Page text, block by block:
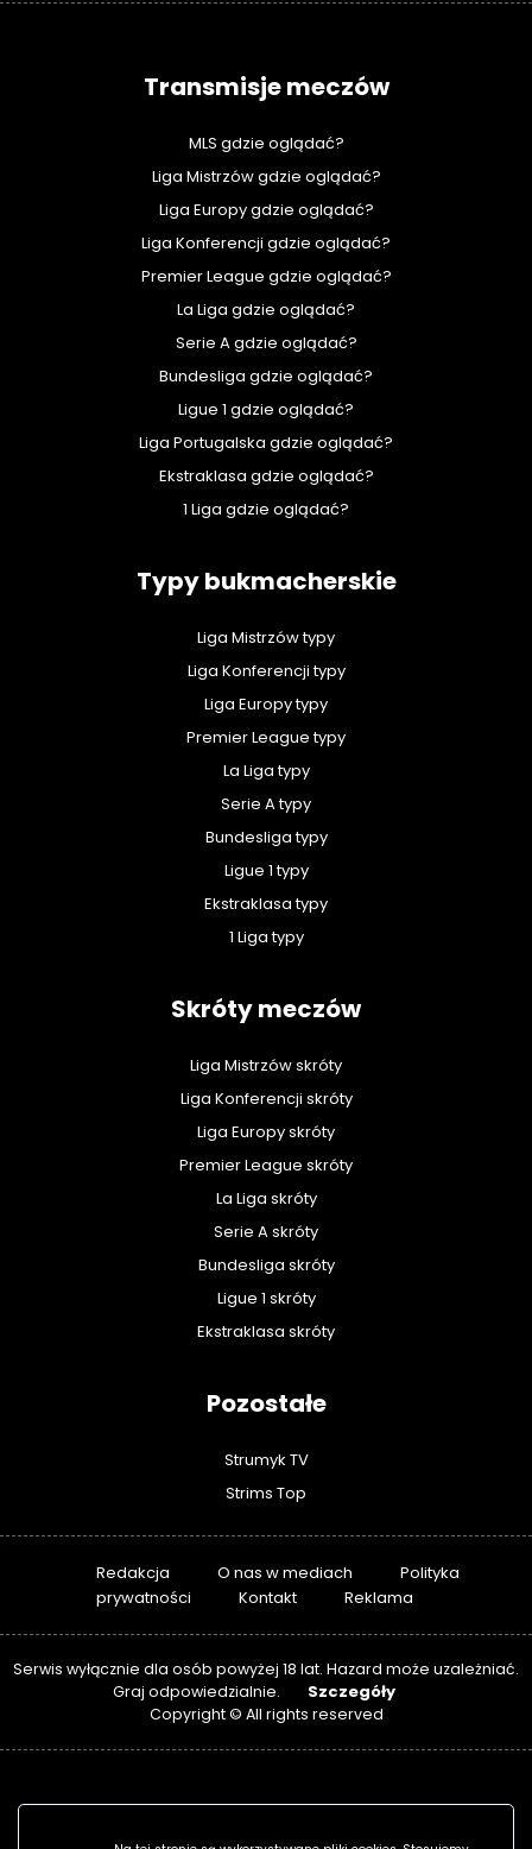
Transmisje meczów
MLS gdzie oglądać?
Liga Mistrzów gdzie oglądać?
Liga Europy gdzie oglądać?
Liga Konferencji gdzie oglądać?
Premier League gdzie oglądać?
La Liga gdzie oglądać?
Serie A gdzie oglądać?
Bundesliga gdzie oglądać?
Ligue 1 gdzie oglądać?
Liga Portugalska gdzie oglądać?
Ekstraklasa gdzie oglądać?
1 Liga gdzie oglądać?
Typy bukmacherskie
Liga Mistrzów typy
Liga Konferencji typy
Liga Europy typy
Premier League typy
La Liga typy
Serie A typy
Bundesliga typy
Ligue 1 typy
Ekstraklasa typy
1 Liga typy
Skróty meczów
Liga Mistrzów skróty
Liga Konferencji skróty
Liga Europy skróty
Premier League skróty
La Liga skróty
Serie A skróty
Bundesliga skróty
Ligue 1 skróty
Ekstraklasa skróty
Pozostałe
Strumyk TV
Strims Top
Redakcja O nas w mediach
Polityka
prywatności
Kontakt Reklama
Serwis wyłącznie dla osób powyżej 18 lat. Hazard może uzależniać.
Graj odpowiedzialnie.
Szczegóły
Copyright © All rights reserved